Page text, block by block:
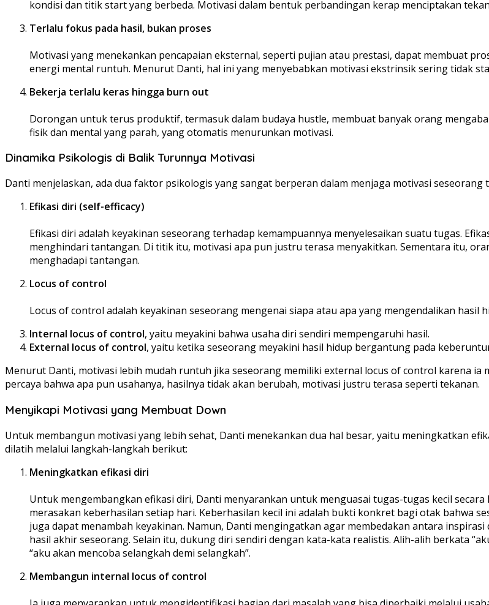
kondisi dan titik start yang berbeda. Motivasi dalam bentuk perbandingan kerap menciptakan
Terlalu fokus pada hasil, bukan proses
Motivasi yang menekankan pencapaian eksternal, seperti pujian atau prestasi, dapat membuat
energi mental runtuh. Menurut Danti, hal ini yang menyebabkan motivasi ekstrinsik sering tidak
Bekerja terlalu keras hingga burn out
Dorongan untuk terus produktif, termasuk dalam budaya hustle, membuat banyak orang
fisik dan mental yang parah, yang otomatis menurunkan motivasi.
Dinamika Psikologis di Balik Turunnya Motivasi
Danti menjelaskan, ada dua faktor psikologis yang sangat berperan dalam menjaga motivasi seseorang
Efikasi diri (self-efficacy)
Efikasi diri adalah keyakinan seseorang terhadap kemampuannya menyelesaikan suatu tugas.
menghindari tantangan. Di titik itu, motivasi apa pun justru terasa menyakitkan. Sementara itu,
menghadapi tantangan.
Locus of control
Locus of control adalah keyakinan seseorang mengenai siapa atau apa yang mengendalikan hasil
Internal locus of control, yaitu meyakini bahwa usaha diri sendiri mempengaruhi hasil.
External locus of control, yaitu ketika seseorang meyakini hasil hidup bergantung pada
Menurut Danti, motivasi lebih mudah runtuh jika seseorang memiliki external locus of control karena ia
percaya bahwa apa pun usahanya, hasilnya tidak akan berubah, motivasi justru terasa seperti tekanan.
Menyikapi Motivasi yang Membuat Down
Untuk membangun motivasi yang lebih sehat, Danti menekankan dua hal besar, yaitu meningkatkan
dilatih melalui langkah-langkah berikut:
Meningkatkan efikasi diri
Untuk mengembangkan efikasi diri, Danti menyarankan untuk menguasai tugas-tugas kecil
merasakan keberhasilan setiap hari. Keberhasilan kecil ini adalah bukti konkret bagi otak bahwa
juga dapat menambah keyakinan. Namun, Danti mengingatkan agar membedakan antara
hasil akhir seseorang. Selain itu, dukung diri sendiri dengan kata-kata realistis. Alih-alih berkata
“aku akan mencoba selangkah demi selangkah”.
Membangun internal locus of control